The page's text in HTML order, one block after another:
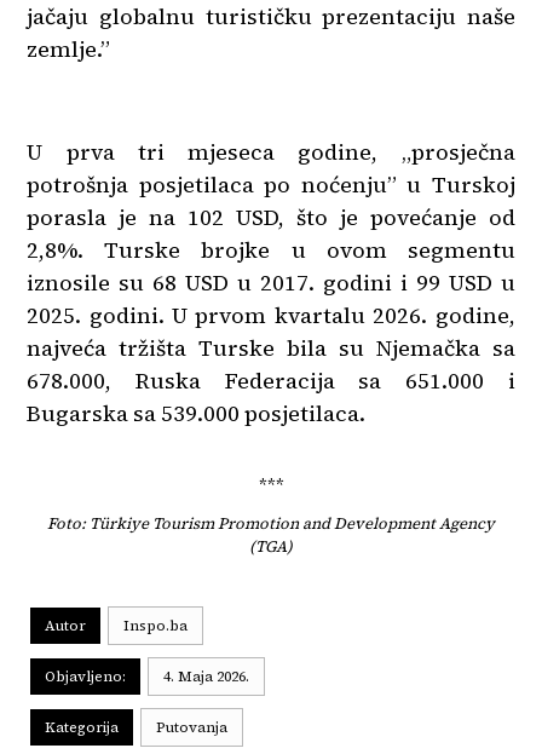
jačaju globalnu turističku prezentaciju naše
zemlje.”
U prva tri mjeseca godine, „prosječna
potrošnja posjetilaca po noćenju” u Turskoj
porasla je na 102 USD, što je povećanje od
2,8%. Turske brojke u ovom segmentu
iznosile su 68 USD u 2017. godini i 99 USD u
2025. godini. U prvom kvartalu 2026. godine,
najveća tržišta Turske bila su Njemačka sa
678.000, Ruska Federacija sa 651.000 i
Bugarska sa 539.000 posjetilaca.
***
Foto: Türkiye Tourism Promotion and Development Agency
(TGA)
Autor Inspo.ba
Objavljeno: 4. Maja 2026.
Kategorija Putovanja